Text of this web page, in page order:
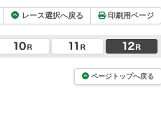
レース選択へ戻る 印刷用ページ
ページトップへ戻る